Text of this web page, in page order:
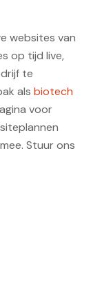
websites van
op tijd live,
te
alsbiotech
voor
Stuur ons